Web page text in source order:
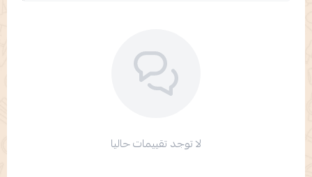
لا توجد تقييمات حاليا